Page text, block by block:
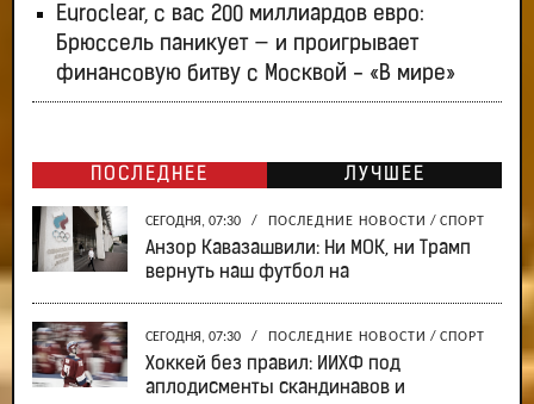
Euroclear, с вас 200 миллиардов евро:
Брюссель паникует — и проигрывает
финансовую битву с Москвой - «В мире»
ПОСЛЕДНЕЕ ЛУЧШЕЕ
СЕГОДНЯ, 07:30 / ПОСЛЕДНИЕ НОВОСТИ / СПОРТ
Анзор Кавазашвили: Ни МОК, ни Трамп
вернуть наш футбол на
СЕГОДНЯ, 07:30 / ПОСЛЕДНИЕ НОВОСТИ / СПОРТ
Хоккей без правил: ИИХФ под
аплодисменты скандинавов и